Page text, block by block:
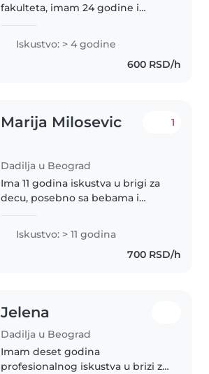
fakulteta, imam 24 godine i
povremenom čuvanju dece.
Iskustvo: > 4 godine
600 RSD/h
Marija Milosevic
Dadilja u Beograd
1
Ima 11 godina iskustva u brigi za
decu, posebno sa bebama i
iskustva sa decom sa autizmom.
Volim da crtam, čitam i igram sa
decom. Takođe sam udobna sa
Iskustvo: > 11 godina
700 RSD/h
Jelena
Dadilja u Beograd
Imam deset godina
profesionalnog iskustva u brizi za